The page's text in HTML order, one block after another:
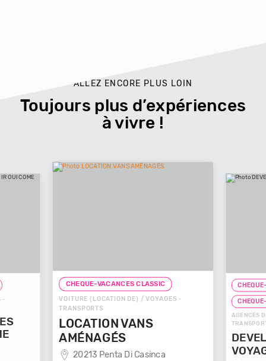
ALLEZ ENCORE PLUS LOIN
Toujours plus d’expériences
à vivre !
CHEQUE-VACANCES CLASSIC
VOITURE (LOCATION DE) / VOYAGES -
TRANSPORTS
LOCATION VANS
AMÉNAGÉS
20213 Penta Di Casinca
CHEQUE-
CHEQUE-
AGENCES DE
TRANSPORTS
VOYAGES